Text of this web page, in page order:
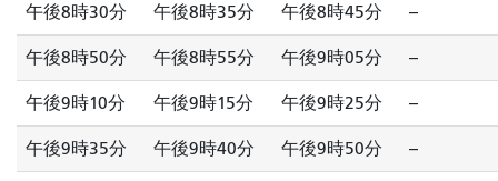
午後8時30分 午後8時35分 午後8時45分 --
午後8時50分 午後8時55分 午後9時05分 --
午後9時10分 午後9時15分 午後9時25分 --
午後9時35分 午後9時40分 午後9時50分 --